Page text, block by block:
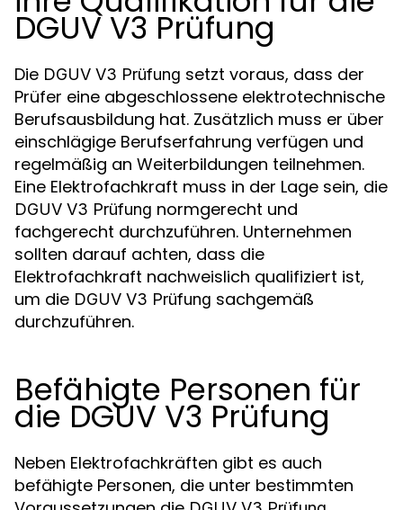
DGUV V3 Prüfung
Die DGUV V3 Prüfung setzt voraus, dass der
Prüfer eine abgeschlossene elektrotechnische
Berufsausbildung hat. Zusätzlich muss er über
einschlägige Berufserfahrung verfügen und
regelmäßig an Weiterbildungen teilnehmen.
Eine Elektrofachkraft muss in der Lage sein, die
DGUV V3 Prüfung normgerecht und
fachgerecht durchzuführen. Unternehmen
sollten darauf achten, dass die
Elektrofachkraft nachweislich qualifiziert ist,
um die DGUV V3 Prüfung sachgemäß
durchzuführen.
Befähigte Personen für
die DGUV V3 Prüfung
Neben Elektrofachkräften gibt es auch
befähigte Personen, die unter bestimmten